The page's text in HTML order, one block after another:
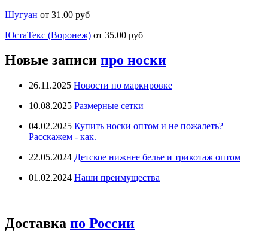
Шугуан от 31.00 руб
ЮстаТекс (Воронеж) от 35.00 руб
Новые записи про носки
26.11.2025 Новости по маркировке
10.08.2025 Размерные сетки
04.02.2025 Купить носки оптом и не пожалеть?
Расскажем - как.
22.05.2024 Детское нижнее белье и трикотаж оптом
01.02.2024 Наши преимущества
Доставка по России